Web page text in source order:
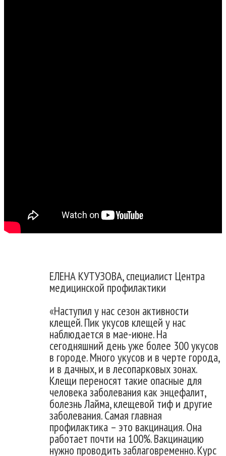
ЕЛЕНА КУТУЗОВА, специалист Центра
медицинской профилактики
«Наступил у нас сезон активности
клещей. Пик укусов клещей у нас
наблюдается в мае-июне. На
сегодняшний день уже более 300 укусов
в городе. Много укусов и в черте города,
и в дачных, и в лесопарковых зонах.
Клещи переносят такие опасные для
человека заболевания как энцефалит,
болезнь Лайма, клещевой тиф и другие
заболевания. Самая главная
профилактика – это вакцинация. Она
работает почти на 100%. Вакцинацию
нужно проводить заблаговременно. Курс